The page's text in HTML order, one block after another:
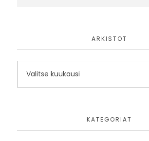
ARKISTOT
KATEGORIAT